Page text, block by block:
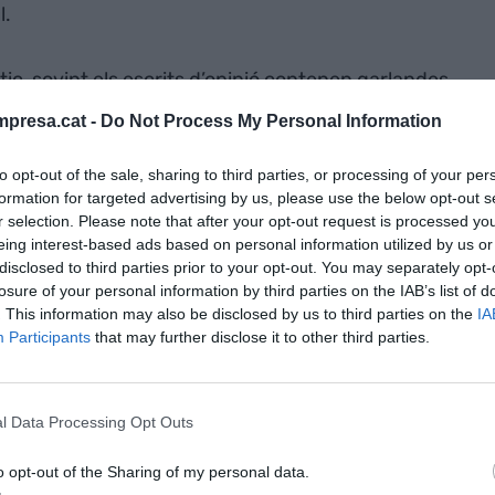
- Do Not Process My Personal Information
opt-out of the sale, sharing to third parties, or processing of your
for targeted advertising by us, please use the below opt-out
selection. Please note that after your opt-out request is processed
interest-based ads based on personal information utilized by us
to third parties prior to your opt-out. You may separately
of your personal information by third parties on the IAB’s list of
This information may also be disclosed by us to third parties on the
Participants that may further disclose it to other third parties.
Data Processing Opt Outs
opt-out of the Sharing of my personal data.
sovint els escrits d’opinió contenen garlandes
exhibim les nostres ocurrències. És massa
o incórrer en sinècdoques més pirotècniques
genials sense els socors d’hipèrboles
'pijo' del segle XIX a l’estat decadent